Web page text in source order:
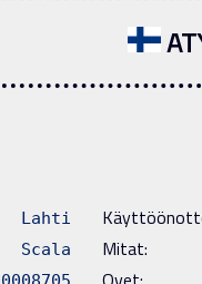
Lahti
Scala Mitat: